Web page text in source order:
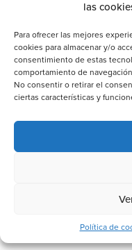
las
Para ofrecer las mejores
cookies para almacenar y/o
consentimiento de estas
comportamiento de
No consentir o retirar el
ciertas características y
Política de
Categorías